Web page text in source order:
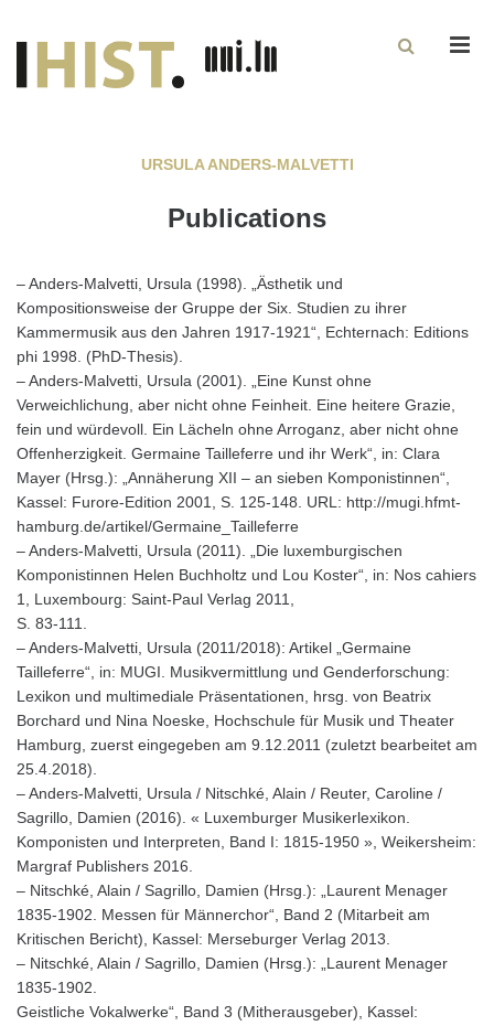
URSULA ANDERS-MALVETTI
Publications
– Anders-Malvetti, Ursula (1998). „Ästhetik und
Kompositionsweise der Gruppe der Six. Studien zu ihrer
Kammermusik aus den Jahren 1917-1921“, Echternach: Editions
phi 1998. (PhD-Thesis).
– Anders-Malvetti, Ursula (2001). „Eine Kunst ohne
Verweichlichung, aber nicht ohne Feinheit. Eine heitere Grazie,
fein und würdevoll. Ein Lächeln ohne Arroganz, aber nicht ohne
Offenherzigkeit. Germaine Tailleferre und ihr Werk“, in: Clara
Mayer (Hrsg.): „Annäherung XII – an sieben Komponistinnen“,
Kassel: Furore-Edition 2001, S. 125-148. URL: http://mugi.hfmt-
hamburg.de/artikel/Germaine_Tailleferre
– Anders-Malvetti, Ursula (2011). „Die luxemburgischen
Komponistinnen Helen Buchholtz und Lou Koster“, in: Nos cahiers
1, Luxembourg: Saint-Paul Verlag 2011,
S. 83-111.
– Anders-Malvetti, Ursula (2011/2018): Artikel „Germaine
Tailleferre“, in: MUGI. Musikvermittlung und Genderforschung:
Lexikon und multimediale Präsentationen, hrsg. von Beatrix
Borchard und Nina Noeske, Hochschule für Musik und Theater
Hamburg, zuerst eingegeben am 9.12.2011 (zuletzt bearbeitet am
25.4.2018).
– Anders-Malvetti, Ursula / Nitschké, Alain / Reuter, Caroline /
Sagrillo, Damien (2016). « Luxemburger Musikerlexikon.
Komponisten und Interpreten, Band I: 1815-1950 », Weikersheim:
Margraf Publishers 2016.
– Nitschké, Alain / Sagrillo, Damien (Hrsg.): „Laurent Menager
1835-1902. Messen für Männerchor“, Band 2 (Mitarbeit am
Kritischen Bericht), Kassel: Merseburger Verlag 2013.
– Nitschké, Alain / Sagrillo, Damien (Hrsg.): „Laurent Menager
1835-1902.
Geistliche Vokalwerke“, Band 3 (Mitherausgeber), Kassel: